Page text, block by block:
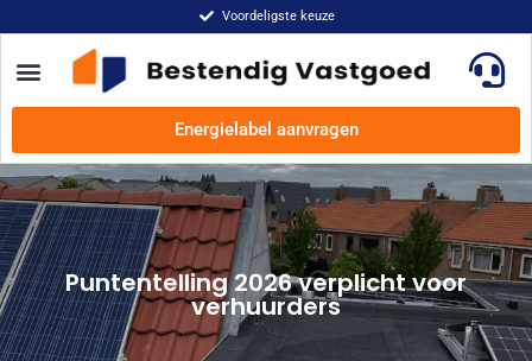
Voordeligste keuze
Energielabel aanvragen
Puntentelling 2026 verplicht voor
verhuurders